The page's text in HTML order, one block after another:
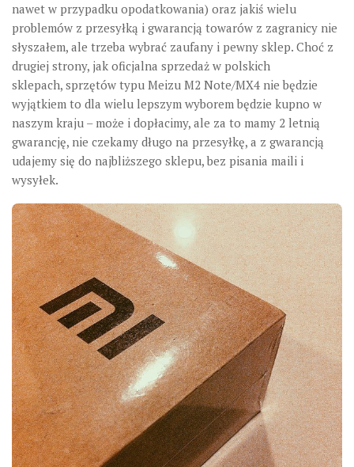
nawet w przypadku opodatkowania) oraz jakiś wielu
problemów z przesyłką i gwarancją towarów z zagranicy nie
słyszałem, ale trzeba wybrać zaufany i pewny sklep. Choć z
drugiej strony, jak oficjalna sprzedaż w polskich
sklepach, sprzętów typu Meizu M2 Note/MX4 nie będzie
wyjątkiem to dla wielu lepszym wyborem będzie kupno w
naszym kraju – może i dopłacimy, ale za to mamy 2 letnią
gwarancję, nie czekamy długo na przesyłkę, a z gwarancją
udajemy się do najbliższego sklepu, bez pisania maili i
wysyłek.